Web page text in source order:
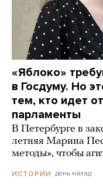
«Яблоко»
в Госдуму. Но
тем, кто идет
парламенты
В Петербурге в
летняя Марина
методы», чтобы
ИСТОРИИ день назад